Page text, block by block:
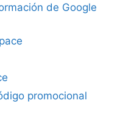
de Google
promocional